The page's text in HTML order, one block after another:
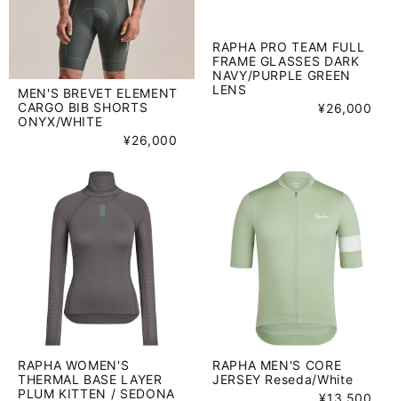
MEN'S BREVET ELEMENT
CARGO BIB SHORTS
ONYX/WHITE
¥26,000
RAPHA PRO TEAM FULL
FRAME GLASSES DARK
NAVY/PURPLE GREEN
LENS
¥26,000
RAPHA WOMEN'S
THERMAL BASE LAYER
PLUM KITTEN / SEDONA
RAPHA MEN'S CORE
JERSEY Reseda/White
¥13,500